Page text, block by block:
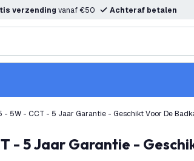
verzending vanaf €50 Achteraf betalen
- 5W - CCT - 5 Jaar Garantie - Geschikt Voor De
- 5 Jaar Garantie -